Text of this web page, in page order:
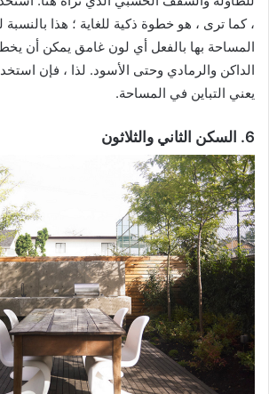
، كما ترى ، هو خطوة ذكية للغاية ؛ هذا
المساحة بها بالفعل أي لون غامق يمكن أن
الداكن والرمادي وحتى الأسود. لذا ، فإن
يعني التباين في المساحة.
6. السكن الثاني والثلاثون